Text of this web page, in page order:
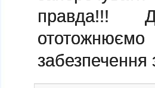
правда!!!
забезпечення